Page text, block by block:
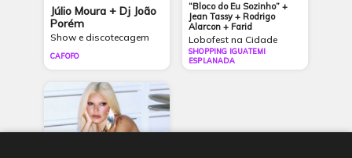
Júlio Moura + Dj João
Porém
Show e discotecagem
CAFOFO
“Bloco do Eu Sozinho” +
Jean Tassy + Rodrigo
Alarcon + Farid
Lobofest na Cidade
SHOPPING IGUATEMI
ESPLANADA